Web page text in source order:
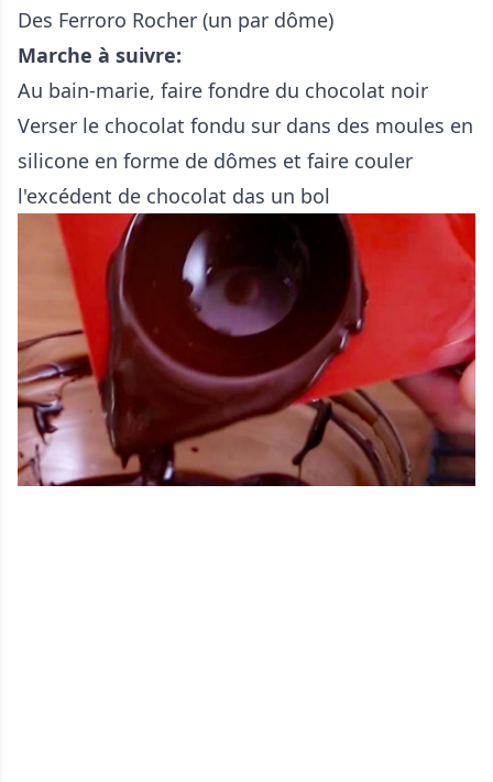
Des Ferroro Rocher (un par dôme)
Marche à suivre:
Au bain-marie, faire fondre du chocolat noir
Verser le chocolat fondu sur dans des moules en
silicone en forme de dômes et faire couler
l'excédent de chocolat das un bol